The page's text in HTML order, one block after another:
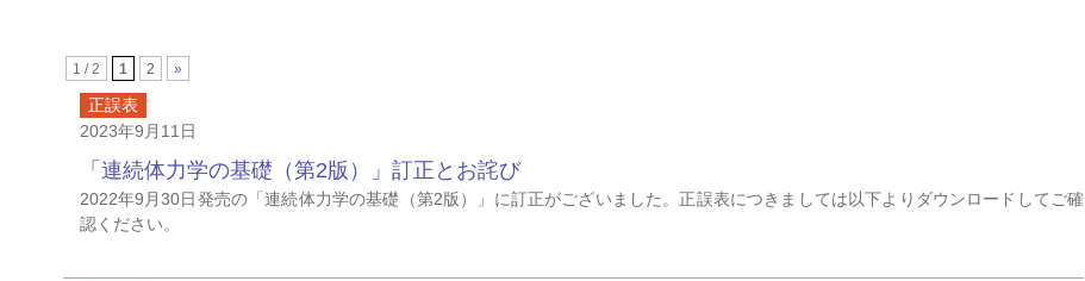
1 / 2 1 2 »
正誤表
2023年9月11日
「連続体力学の基礎（第2版）」訂正とお詫び
2022年9月30日発売の「連続体力学の基礎（第2版）」に訂正がございました。正誤表につきましては以下よりダウンロードしてご確
認ください。